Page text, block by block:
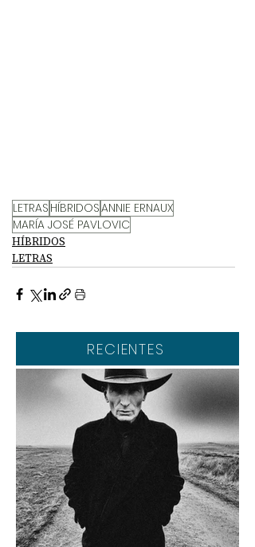
LETRAS HÍBRIDOSANNIE ERNAUX
MARÍA JOSÉ PAVLOVIC
HÍBRIDOS
LETRAS
RECIENTES